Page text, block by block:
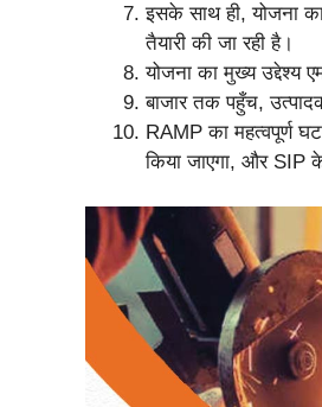
इसके साथ ही, योजना
तैयारी की जा रही है।
योजना का मुख्य उद्देश्य
बाजार तक पहुँच,
RAMP का महत्वपूर्ण
किया जाएगा, और SIP